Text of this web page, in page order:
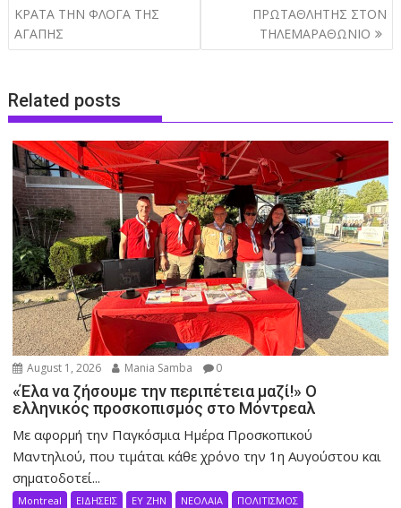
navigation
ΚΡΑΤΑ ΤΗΝ ΦΛΟΓΑ ΤΗΣ
ΑΓΑΠΗΣ
ΠΡΩΤΑΘΛΗΤΗΣ ΣΤΟΝ
ΤΗΛΕΜΑΡΑΘΩΝΙΟ
Related posts
August 1, 2026 Mania Samba 0
«Έλα να ζήσουμε την περιπέτεια μαζί!» Ο
ελληνικός προσκοπισμός στο Μόντρεαλ
Με αφορμή την Παγκόσμια Ημέρα Προσκοπικού
Μαντηλιού, που τιμάται κάθε χρόνο την 1η Αυγούστου και
σηματοδοτεί...
Montreal ΕΙΔΗΣΕΙΣ ΕΥ ΖΗΝ ΝΕΟΛΑΙΑ ΠΟΛΙΤΙΣΜΟΣ